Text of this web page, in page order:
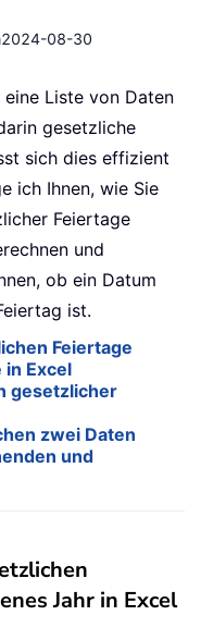
2024-08-30
Liste von Daten
gesetzliche
sich dies effizient
ich Ihnen, wie Sie
Feiertage
und
ob ein Datum
ist.
Feiertage
Excel
gesetzlicher
zwei Daten
und
Jahr in Excel